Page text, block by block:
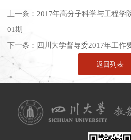
上一条： 2017年高分子科学与工程学
01期
下一条： 四川大学督导委2017年工作
返回列表